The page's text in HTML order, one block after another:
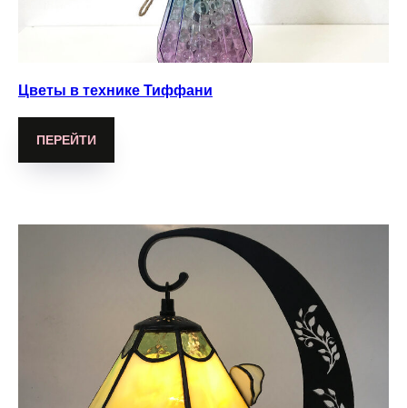
Цветы в технике Тиффани
ПЕРЕЙТИ